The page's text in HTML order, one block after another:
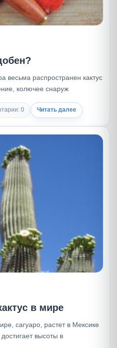
весьма распространен кактус
колючее снаруж
0 Читать далее
в мире
сагуаро, растет в Мексике
высоты в